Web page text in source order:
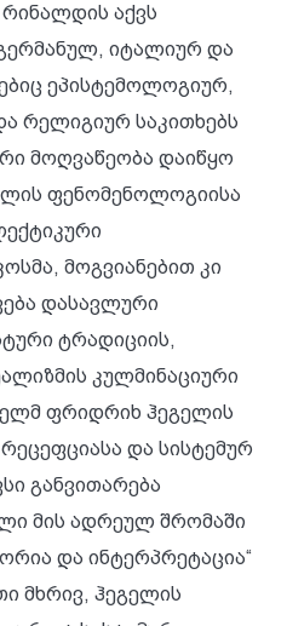
აქვს
იტალიურ და
ეპისტემოლოგიურ,
რელიგიურ საკითხებს
მოღვაწეობა დაიწყო
ფენომენოლოგიისა
მოგვიანებით კი
დასავლური
ტრადიციის,
კულმინაციური
ფრიდრიხ ჰეგელის
და სისტემურ
განვითარება
მის ადრეულ შრომაში
და ინტერპრეტაცია“
მხრივ, ჰეგელის